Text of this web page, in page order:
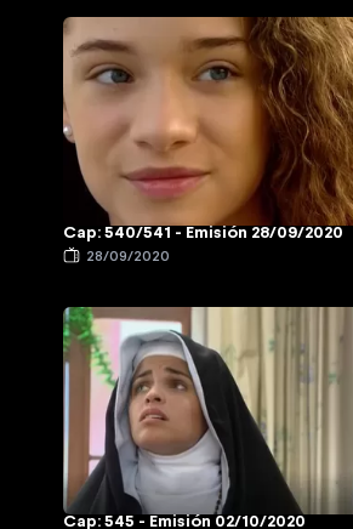
Cap: 540/541 - Emisión 28/09/2020
28/09/2020
Cap: 545 - Emisión 02/10/2020